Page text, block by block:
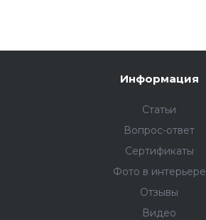
Информация
Статьи
Вопрос-ответ
Сертификаты
Фото в интерьере
Отзывы
Видео